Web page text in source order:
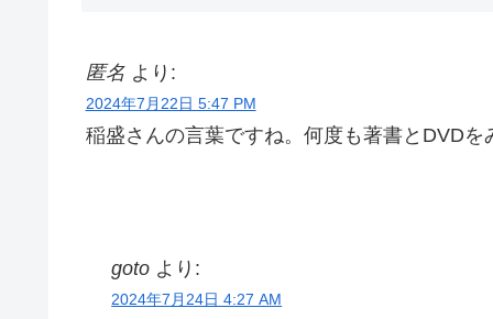
匿名 より:
2024年7月22日 5:47 PM
稲盛さんの言葉ですね。何度も著書とDVDを
goto より:
2024年7月24日 4:27 AM